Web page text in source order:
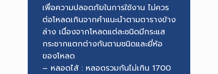
เพื่อความปลอดภัยในการใช้งาน ไม่ควร
ต่อโหลดเกินจากคำแนะนำตามตารางข้าง
ล่าง เนื่องจากโหลดแต่ละชนิดมีกระแส
กระชากแตกต่างกันตามชนิดและยี่ห้อ
ของโหลด
– หลอดไส้ : หลอดรวมกันไม่เกิน 1700